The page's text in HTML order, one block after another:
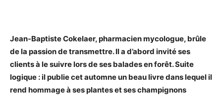
Jean-Baptiste Cokelaer, pharmacien mycologue, brûle
de la passion de transmettre. Il a d’abord invité ses
clients à le suivre lors de ses balades en forêt. Suite
logique : il publie cet automne un beau livre dans lequel il
rend hommage à ses plantes et ses champignons